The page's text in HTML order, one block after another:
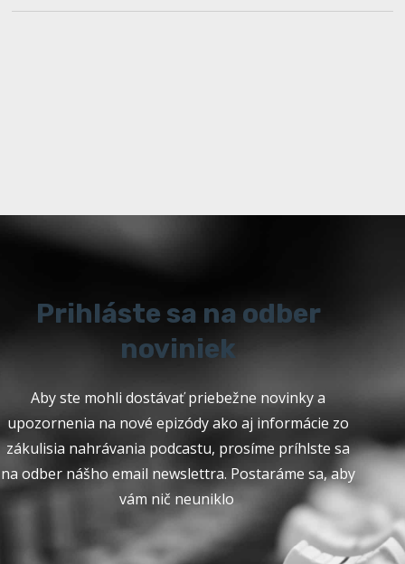
Prihláste sa na odber
noviniek
Aby ste mohli dostávať priebežne novinky a
upozornenia na nové epizódy ako aj informácie zo
zákulisia nahrávania podcastu, prosíme príhlste sa
na odber nášho email newslettra. Postaráme sa, aby
vám nič neuniklo